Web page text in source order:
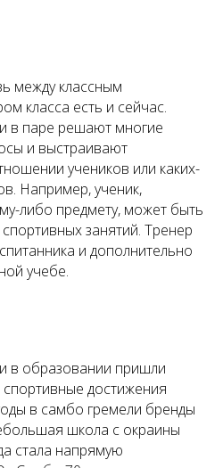
между классным
класса есть и сейчас.
в паре решают многие
и выстраивают
учеников или каких-
Например, ученик,
либо предмету, может быть
занятий. Тренер
и дополнительно
учебе.
в образовании пришли
достижения
в самбо гремели бренды
школа с окраины
стала напрямую